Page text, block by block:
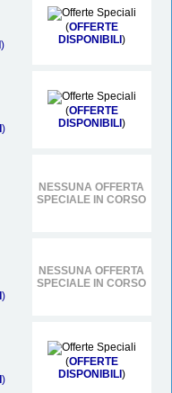
)
(OFFERTE
DISPONIBILI )
)
(OFFERTE
DISPONIBILI )
NESSUNA OFFERTA
SPECIALE IN CORSO
)
NESSUNA OFFERTA
SPECIALE IN CORSO
)
(OFFERTE
DISPONIBILI )